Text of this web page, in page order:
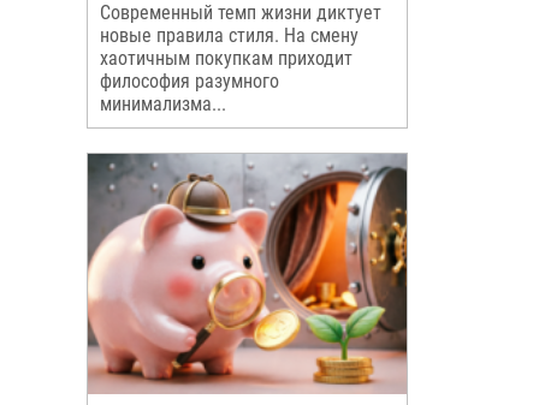
Современный темп жизни диктует
новые правила стиля. На смену
хаотичным покупкам приходит
философия разумного
минимализма...